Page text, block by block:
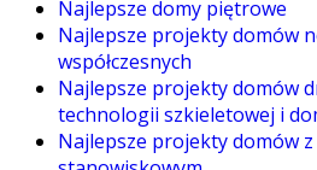
Najlepsze domy piętrowe
Najlepsze projekty domów
współczesnych
Najlepsze projekty domów
technologii szkieletowej i
Najlepsze projekty domów